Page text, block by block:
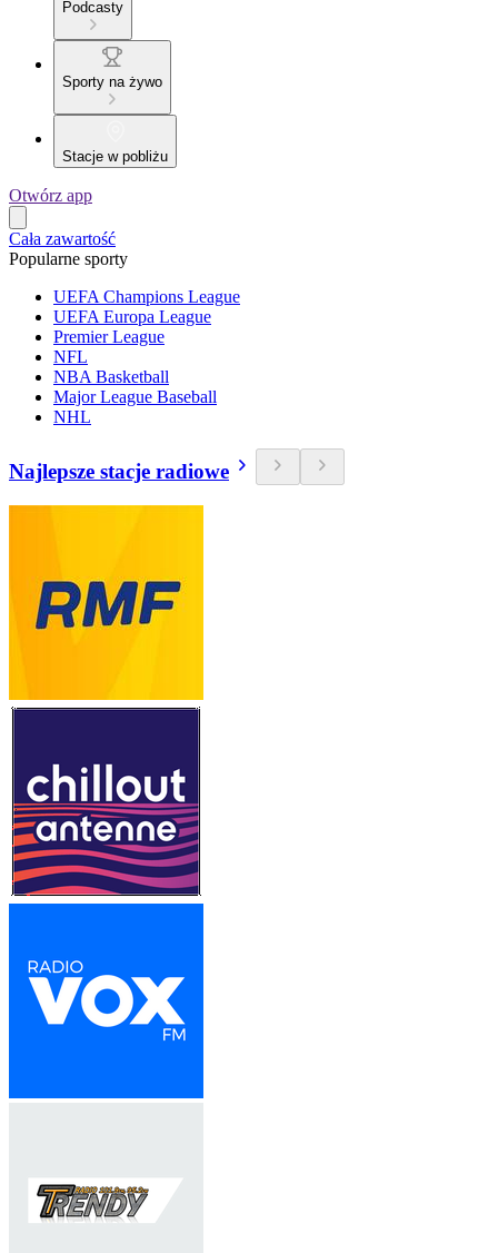
Podcasty
Sporty na żywo
Stacje w pobliżu
Otwórz app
Cała zawartość
Popularne sporty
UEFA Champions League
UEFA Europa League
Premier League
NFL
NBA Basketball
Major League Baseball
NHL
Najlepsze stacje radiowe